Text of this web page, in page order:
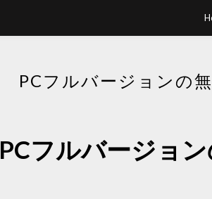
PCフルバージョンの
PCフルバージョ